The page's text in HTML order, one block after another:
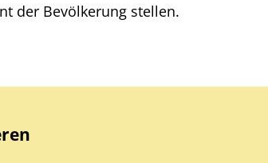
der Bevölkerung stellen.